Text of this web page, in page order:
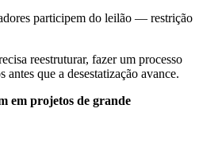
participem do leilão — restrição
reestruturar, fazer um processo
que a desestatização avance.
em projetos de grande